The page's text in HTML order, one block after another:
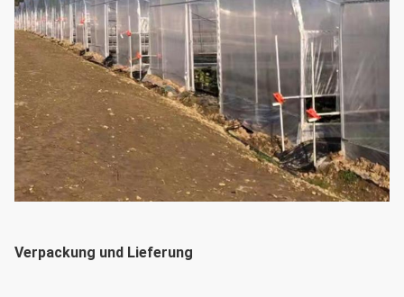
Verpackung und Lieferung